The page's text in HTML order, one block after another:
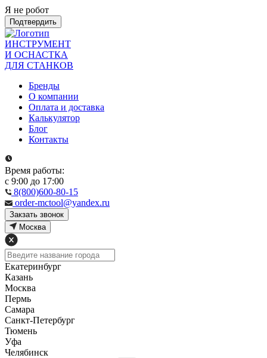
Я не робот
Подтвердить
ИНСТРУМЕНТ
И ОСНАСТКА
ДЛЯ СТАНКОВ
Бренды
О компании
Оплата и доставка
Калькулятор
Блог
Контакты
Время работы:
с 9:00 до 17:00
8(800)600-80-15
order-mctool@yandex.ru
Закзать звонок
Москва
Екатеринбург
Казань
Москва
Пермь
Самара
Санкт-Петербург
Тюмень
Уфа
Челябинск